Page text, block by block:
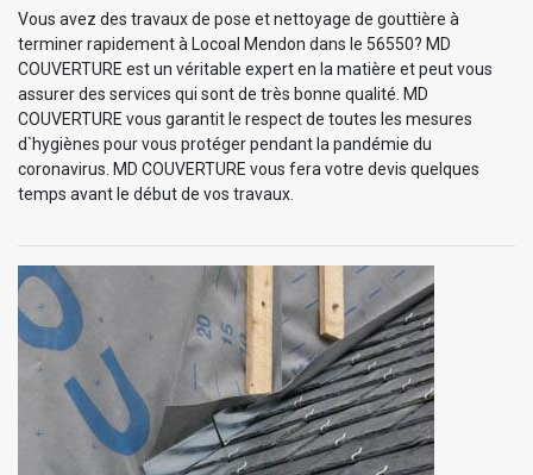
Vous avez des travaux de pose et nettoyage de gouttière à
terminer rapidement à Locoal Mendon dans le 56550? MD
COUVERTURE est un véritable expert en la matière et peut vous
assurer des services qui sont de très bonne qualité. MD
COUVERTURE vous garantit le respect de toutes les mesures
d`hygiènes pour vous protéger pendant la pandémie du
coronavirus. MD COUVERTURE vous fera votre devis quelques
temps avant le début de vos travaux.